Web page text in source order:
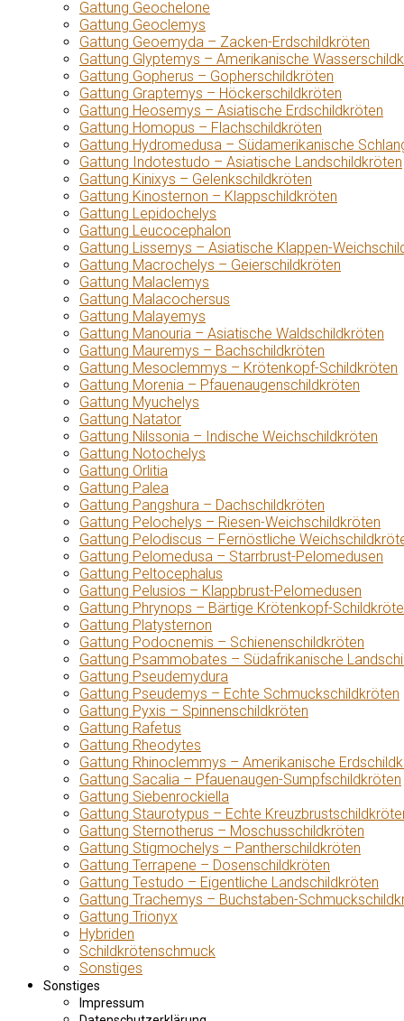
Gattung Geochelone
Gattung Geoclemys
Gattung Geoemyda – Zacken-Erdschildkröten
Gattung Glyptemys – Amerikanische
Gattung Gopherus – Gopherschildkröten
Gattung Graptemys – Höckerschildkröten
Gattung Heosemys – Asiatische Erdschildkröten
Gattung Homopus – Flachschildkröten
Gattung Hydromedusa – Südamerikanische
Gattung Indotestudo – Asiatische Landschildkröten
Gattung Kinixys – Gelenkschildkröten
Gattung Kinosternon – Klappschildkröten
Gattung Lepidochelys
Gattung Leucocephalon
Gattung Lissemys – Asiatische Klappen-
Gattung Macrochelys – Geierschildkröten
Gattung Malaclemys
Gattung Malacochersus
Gattung Malayemys
Gattung Manouria – Asiatische Waldschildkröten
Gattung Mauremys – Bachschildkröten
Gattung Mesoclemmys – Krötenkopf-Schildkröten
Gattung Morenia – Pfauenaugenschildkröten
Gattung Myuchelys
Gattung Natator
Gattung Nilssonia – Indische Weichschildkröten
Gattung Notochelys
Gattung Orlitia
Gattung Palea
Gattung Pangshura – Dachschildkröten
Gattung Pelochelys – Riesen-Weichschildkröten
Gattung Pelodiscus – Fernöstliche
Gattung Pelomedusa – Starrbrust-Pelomedusen
Gattung Peltocephalus
Gattung Pelusios – Klappbrust-Pelomedusen
Gattung Phrynops – Bärtige Krötenkopf-
Gattung Platysternon
Gattung Podocnemis – Schienenschildkröten
Gattung Psammobates – Südafrikanische
Gattung Pseudemydura
Gattung Pseudemys – Echte Schmuckschildkröten
Gattung Pyxis – Spinnenschildkröten
Gattung Rafetus
Gattung Rheodytes
Gattung Rhinoclemmys – Amerikanische
Gattung Sacalia – Pfauenaugen-Sumpfschildkröten
Gattung Siebenrockiella
Gattung Staurotypus – Echte
Gattung Sternotherus – Moschusschildkröten
Gattung Stigmochelys – Pantherschildkröten
Gattung Terrapene – Dosenschildkröten
Gattung Testudo – Eigentliche Landschildkröten
Gattung Trachemys – Buchstaben-
Gattung Trionyx
Hybriden
Schildkrötenschmuck
Sonstiges
Sonstiges
Impressum